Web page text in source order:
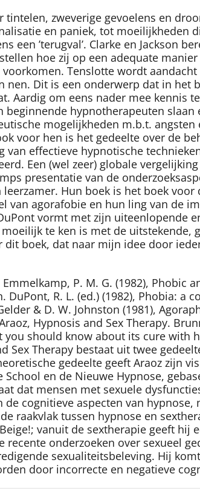
tintelen, zweverige gevoelens en
en paniek, tot moeilijkheden
een ’terugval’. Clarke en Jackson
hoe zij op een adequate
Tenslotte wordt
Dit is een onderwerp dat in het
Aardig om eens nader mee kennis
hypnotherapeuten
mogelijkheden m.b.t.
voor hen is het gedeelte over de
effectieve hypnotische
Een (wel zeer) globale
presentatie van de
Hun boek is het boek
van agorafobie en hun ling van de
vormt met zijn uiteenlopende
te ken is met de uitstekende,
dit boek, dat naar mijn idee door
P. M. G. (1982),
DuPont, R. L. (ed.) (1982), Phobia:
& D. W. Johnston (1981),
Araoz, Hypnosis and Sex Therapy.
should know about its cure with
Sex Therapy bestaat uit twee
gedeelte geeft Araoz zijn
en de Nieuwe Hypnose,
dat mensen met sexuele
cognitieve aspecten van
raakvlak tussen hypnose en
vanuit de sextherapie geeft hij
recente onderzoeken over sexueel
sexualiteitsbeleving. Hij
door incorrecte en negatieve